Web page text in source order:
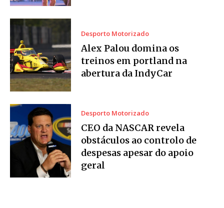
Desporto Motorizado
Alex Palou domina os
treinos em portland na
abertura da IndyCar
Desporto Motorizado
CEO da NASCAR revela
obstáculos ao controlo de
despesas apesar do apoio
geral